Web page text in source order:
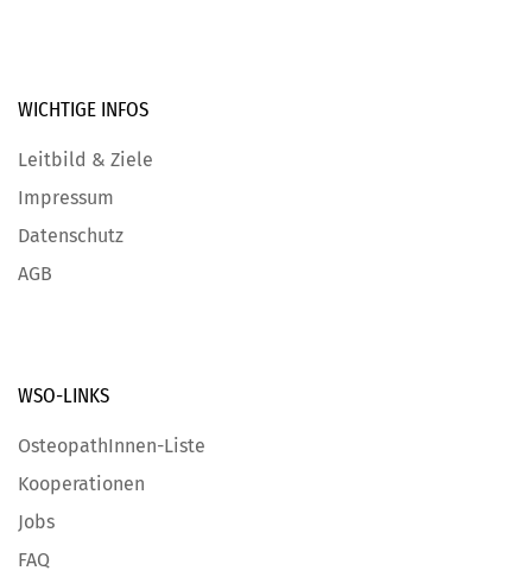
WICHTIGE INFOS
Leitbild & Ziele
Impressum
Datenschutz
AGB
WSO-LINKS
OsteopathInnen-Liste
Kooperationen
Jobs
FAQ